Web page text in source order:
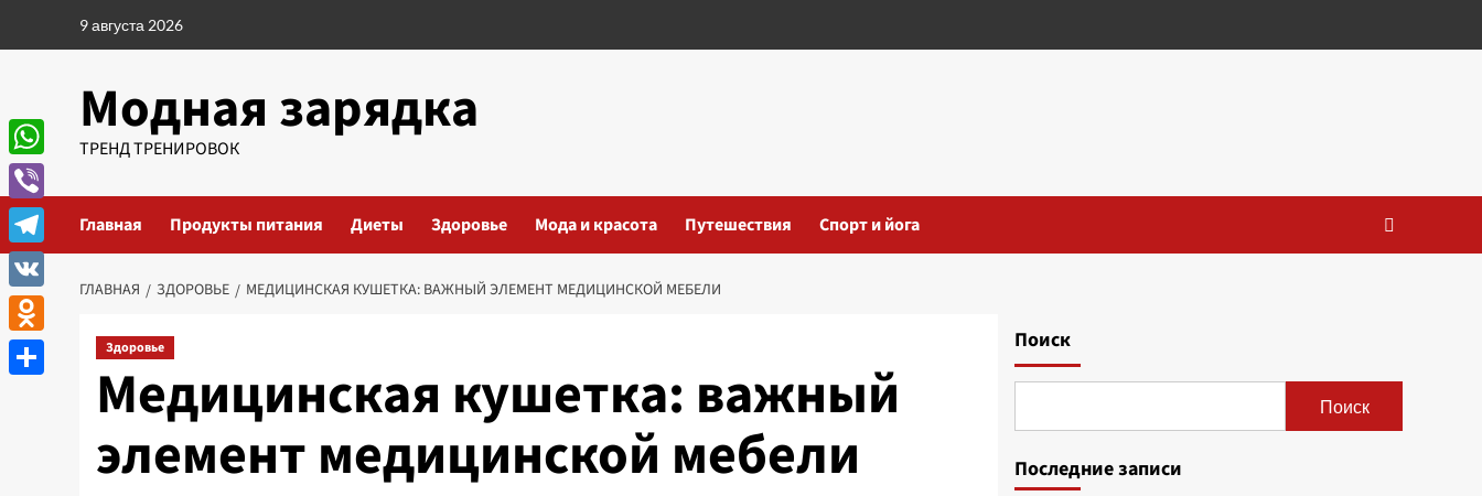
9 августа 2026
Модная зарядка
ТРЕНД ТРЕНИРОВОК
Главная Продукты питания Диеты Здоровье Мода и красота Путешествия Спорт и йога
ГЛАВНАЯ ЗДОРОВЬЕ МЕДИЦИНСКАЯ КУШЕТКА: ВАЖНЫЙ ЭЛЕМЕНТ МЕДИЦИНСКОЙ МЕБЕЛИ
Здоровье
Медицинская кушетка: важный
элемент медицинской мебели
Поиск
Поиск
Последние записи
WhatsApp
Viber
Telegram
VK
Odnoklassniki